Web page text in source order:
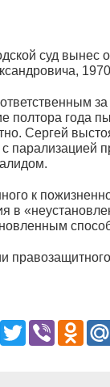
суд вынес
полтора года
Сергей
парализацией
к
в
TwitterViber